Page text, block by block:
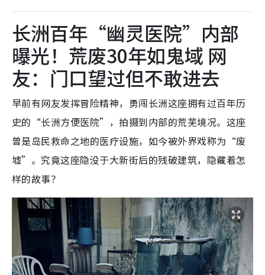
长洲百年“幽灵医院”内部
曝光！荒废30年如鬼域 网
友：门口望过但不敢进去
早前有网友发挥冒险精神，勇闯长洲这座拥有过百年历
史的“长洲方便医院”，拍摄到内部的荒芜境况。这座
曾是岛民救命之地的医疗设施，如今被外界戏称为“废
墟”。究竟这座隐没于大新街后的残破建筑，隐藏着怎
样的故事？